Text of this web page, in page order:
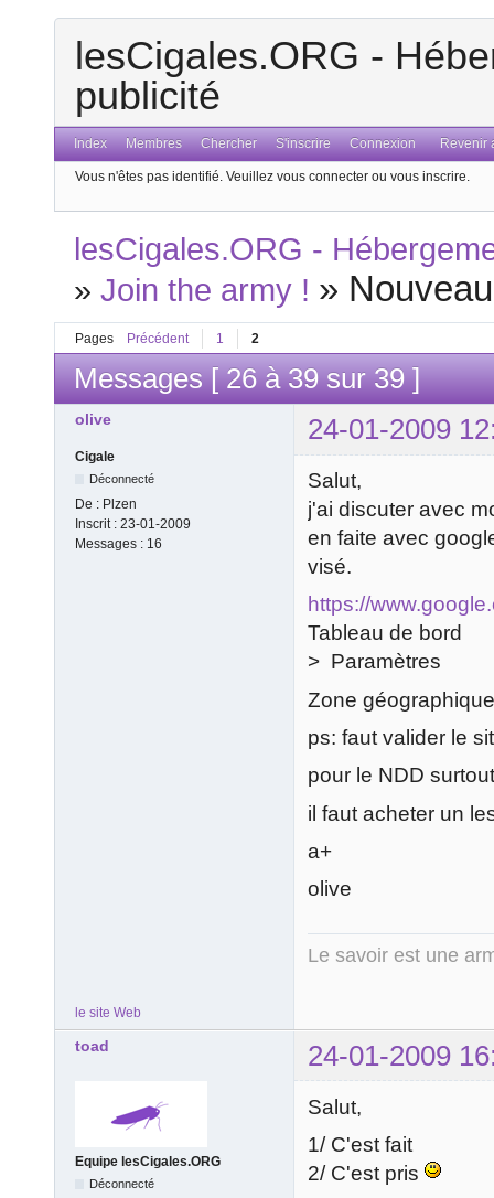
lesCigales.ORG -
publicité
Index Membres Chercher S'inscrire Connexion Revenir
Vous n'êtes pas identifié. Veuillez vous connecter ou vous inscrire.
lesCigales.ORG -
»Join the army ! »
Pages Précédent 1 2
Messages [ 26 à 39 sur 39 ]
olive 24-01-2009
Cigale
Déconnecté
De : Plzen
Inscrit : 23-01-2009
Messages : 16
Salut,
j'ai discuter avec
en faite avec
visé.
https://
Tableau de bord
> Paramètres
Zone
ps: faut valider le
pour le NDD
il faut acheter un
a+
olive
Le savoir est une
le site Web
toad 24-01-2009
Equipe lesCigales.ORG
Déconnecté
Salut,
1/ C'est fait
2/ C'est pris